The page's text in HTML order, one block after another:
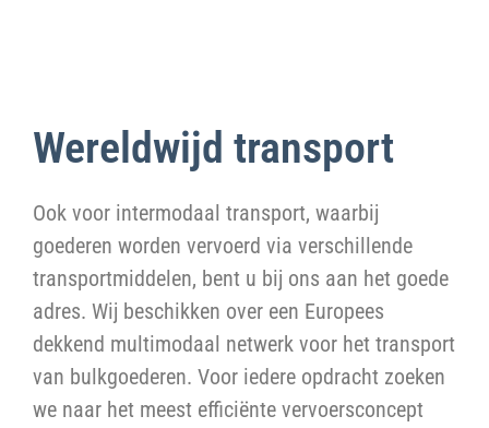
Wereldwijd transport
Ook voor intermodaal transport, waarbij
goederen worden vervoerd via verschillende
transportmiddelen, bent u bij ons aan het goede
adres. Wij beschikken over een Europees
dekkend multimodaal netwerk voor het transport
van bulkgoederen. Voor iedere opdracht zoeken
we naar het meest efficiënte vervoersconcept